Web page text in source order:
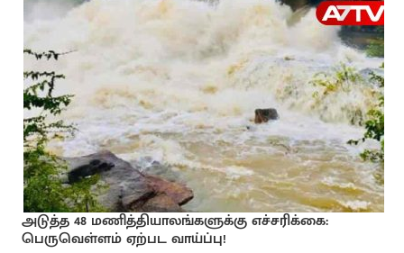
அடுத்த 48 மணித்தியாலங்களுக்கு எச்சரிக்கை:
பெருவெள்ளம் ஏற்பட வாய்ப்பு!